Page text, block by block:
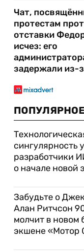
Чат,
протестам
отставки
исчез: его
задержали из-
ПОПУЛЯРНОЕ
сингулярность
разработчики
о начале новой
Забудьте о
Алан Ритчсон
молчит в новом
экшене «Мотор